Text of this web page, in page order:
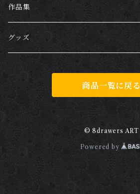
哺乳類
犬
爬虫類
作品集
グッズ
商品一覧に戻る
© 8drawers ART
Powered by